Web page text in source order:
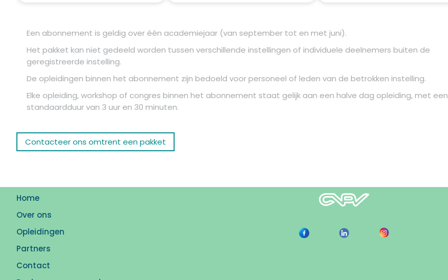
Een abonnement is geldig over één academiejaar (van september tot en met juni).
Het pakket kan niet gedeeld worden tussen verschillende instellingen of individuele deelnemers buiten de
geregistreerde instelling.
De opleidingen binnen het abonnement zijn bedoeld voor personeel of leden van de betrokken instelling.
Elke opleiding, workshop of congres binnen het abonnement staat gelijk aan een halve dag opleiding, met een
standaardduur van 3 uur en 30 minuten.
Contacteer ons omtrent een pakket
Home
Over ons
Opleidingen
Partners
Contact